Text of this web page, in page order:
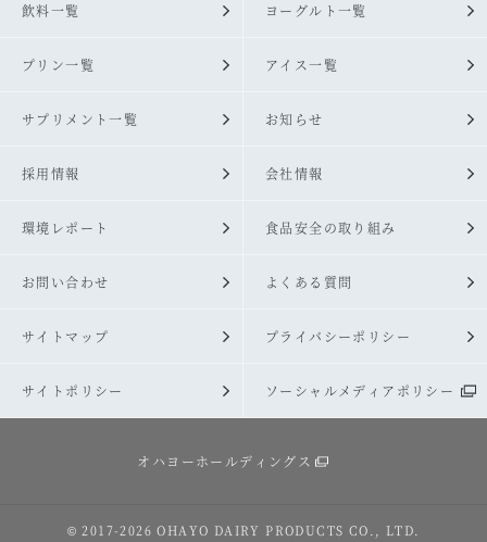
飲料一覧 ヨーグルト一覧
プリン一覧 アイス一覧
サプリメント一覧 お知らせ
採用情報 会社情報
環境レポート 食品安全の取り組み
お問い合わせ よくある質問
サイトマップ プライバシーポリシー
サイトポリシー ソーシャルメディアポリシー
オハヨーホールディングス
© 2017-2026OHAYO DAIRY PRODUCTS CO., LTD.